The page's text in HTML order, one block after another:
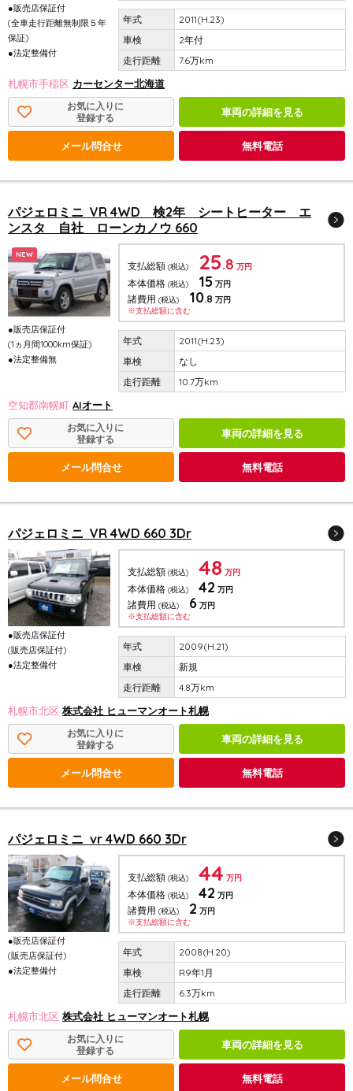
●販売店保証付
(全車走行距離無制限５年
保証)
●法定整備付
2011(H.23)
2年付
7.6万km
札幌市手稲区 カーセンター北海道
お気に入りに
登録する
車両の詳細を見る
メール問合せ 無料電話
パジェロミニ VR 4WD 検2年 シートヒーター エ
ンスタ 自社 ローンカノウ 660
NEW
●販売店保証付
(1ヵ月間1000km保証)
●法定整備無
支払総額 (税込) 25.8 万円
本体価格 (税込) 15 万円
諸費用 (税込) 10.8 万円
※支払総額に含む
2011(H.23)
なし
10.7万km
空知郡南幌町 AIオート
お気に入りに
登録する
車両の詳細を見る
メール問合せ 無料電話
パジェロミニ VR 4WD 660 3Dr
●販売店保証付
(販売店保証付)
●法定整備付
支払総額 (税込) 48 万円
本体価格 (税込) 42 万円
諸費用 (税込) 6 万円
※支払総額に含む
2009(H.21)
新規
4.8万km
札幌市北区 株式会社 ヒューマンオート札幌
お気に入りに
登録する
車両の詳細を見る
メール問合せ 無料電話
パジェロミニ vr 4WD 660 3Dr
●販売店保証付
(販売店保証付)
●法定整備付
支払総額 (税込) 44 万円
本体価格 (税込) 42 万円
諸費用 (税込) 2 万円
※支払総額に含む
2008(H.20)
R9年1月
6.3万km
札幌市北区 株式会社 ヒューマンオート札幌
お気に入りに
登録する
車両の詳細を見る
メール問合せ 無料電話